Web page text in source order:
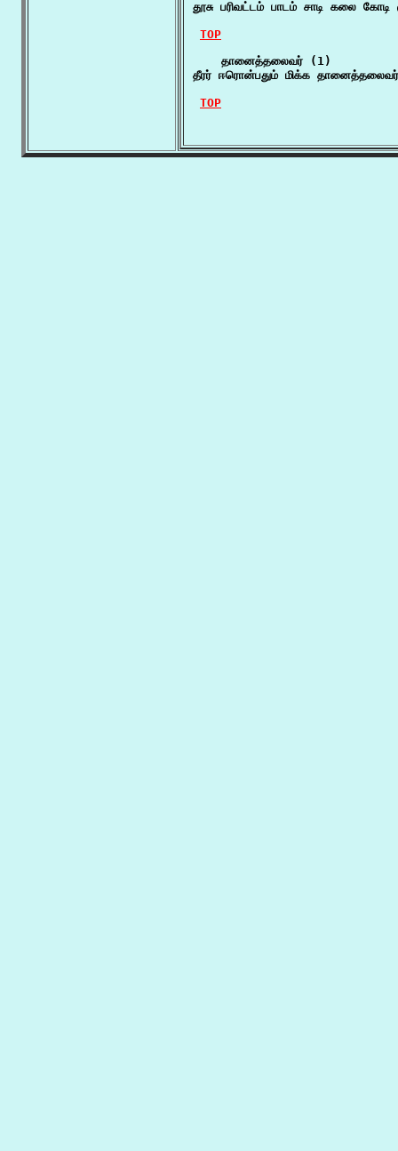
தூசு பரிவட்டம் பாடம் சாடி கலை
TOP
    தானைத்தலைவர் (1)
தீரர் ஈரொன்பதும் மிக்க தானைத்தலைவர்
TOP